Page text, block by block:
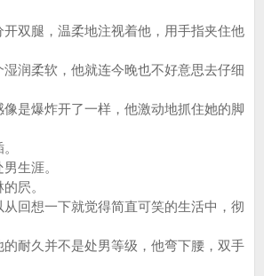
腿，温柔地注视着他，用手指夹住他
润柔软，他就连今晚也不好意思去仔细
爆炸开了一样，他激动地抓住她的脚
生涯。
屄。
想一下就觉得简直可笑的生活中，彻
久并不是处男等级，他弯下腰，双手